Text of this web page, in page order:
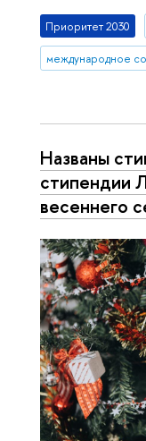
Приоритет 2030
международное
Названы
стипендии
весеннего